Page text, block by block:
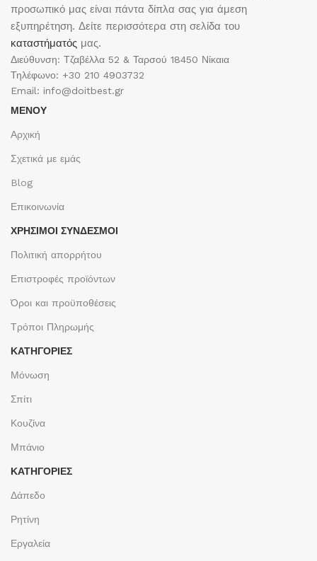
προσωπικό μας είναι πάντα δίπλα σας για άμεση
εξυπηρέτηση. Δείτε περισσότερα στη σελίδα του
καταστήματός μας.
Διεύθυνση: Τζαβέλλα 52 & Ταρσού 18450 Νίκαια
Τηλέφωνο: +30 210 4903732
Email: info@doitbest.gr
ΜΕΝΟΥ
Αρχική
Σχετικά με εμάς
Blog
Επικοινωνία
ΧΡΉΣΙΜΟΙ ΣΎΝΔΕΣΜΟΙ
Πολιτική απορρήτου
Επιστροφές προϊόντων
Όροι και προϋποθέσεις
Τρόποι Πληρωμής
ΚΑΤΗΓΟΡΙΕΣ
Μόνωση
Σπίτι
Κουζίνα
Μπάνιο
ΚΑΤΗΓΟΡΙΕΣ
Δάπεδο
Ρητίνη
Εργαλεία